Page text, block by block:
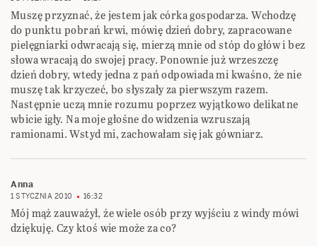
Muszę przyznać, że jestem jak córka gospodarza. Wchodzę
do punktu pobrań krwi, mówię dzień dobry, zapracowane
pielęgniarki odwracają się, mierzą mnie od stóp do głów i bez
słowa wracają do swojej pracy. Ponownie już wrzeszczę
dzień dobry, wtedy jedna z pań odpowiada mi kwaśno, że nie
muszę tak krzyczeć, bo słyszały za pierwszym razem.
Następnie uczą mnie rozumu poprzez wyjątkowo delikatne
wbicie igły. Na moje głośne do widzenia wzruszają
ramionami. Wstyd mi, zachowałam się jak gówniarz.
Anna
1 STYCZNIA 2010 16:32
Mój mąż zauważył, że wiele osób przy wyjściu z windy mówi
dziękuję. Czy ktoś wie może za co?